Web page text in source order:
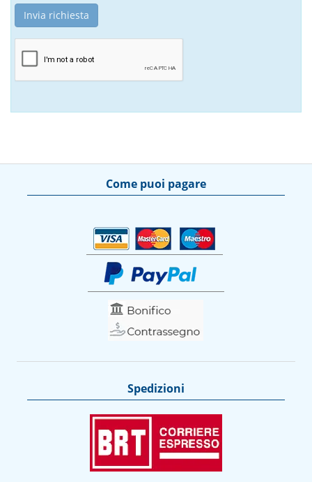
Come puoi pagare
Spedizioni